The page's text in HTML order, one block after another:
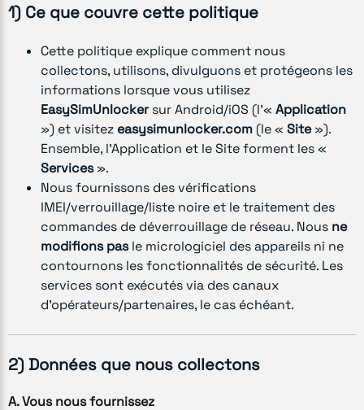
1) Ce que couvre cette politique
Cette politique explique comment nous
collectons, utilisons, divulguons et protégeons les
informations lorsque vous utilisez
EasySimUnlockersur Android/iOS (l’« Application
») et visitez easysimunlocker.com (le « Site»).
Ensemble, l’Application et le Site forment les «
Services».
Nous fournissons des vérifications
IMEI/verrouillage/liste noire et le traitement des
commandes de déverrouillage de réseau. Nous ne
modifions pasle micrologiciel des appareils ni ne
contournons les fonctionnalités de sécurité. Les
services sont exécutés via des canaux
d’opérateurs/partenaires, le cas échéant.
2) Données que nous collectons
A. Vous nous fournissez